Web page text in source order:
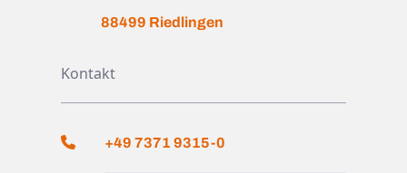
88499 Riedlingen
Kontakt
+49 7371 9315-0